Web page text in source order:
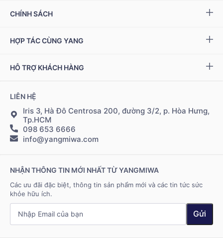
Ziptamin
Bộ kiểm tra NAD +
Sự kiện & Ưu đãi
Tuyển dụng
CHÍNH SÁCH
Giải quyết khiếu nại
Điều khoản sử dụng
HỢP TÁC CÙNG YANG
Chính sách đại lý
HỖ TRỢ KHÁCH HÀNG
Đặt hàng & thanh toán
Giao hàng & vận chuyển
Hệ thống điểm bán
LIÊN HỆ
Iris 3, Hà Đô Centrosa 200, đường 3/2, p. Hòa Hưng,
Tp.HCM
098 653 6666
info@yangmiwa.com
NHẬN THÔNG TIN MỚI NHẤT TỪ YANGMIWA
Các ưu đãi đặc biệt, thông tin sản phẩm mới và các tin tức sức
khỏe hữu ích.
Gửi